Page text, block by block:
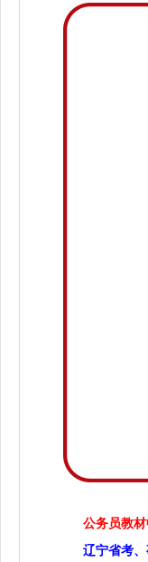
公务员教
辽宁省考